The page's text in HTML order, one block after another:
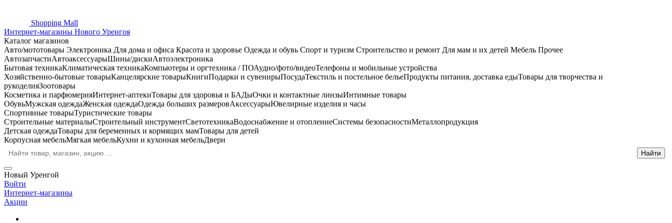
Shopping Mall
Интернет-магазины Нового Уренгоя
Каталог магазинов
Авто/мототовары Электроника Для дома и офиса Красота и здоровье Одежда и обувь Спорт и туризм Строительство и ремонт Для мам и их детей Мебель Прочее
АвтозапчастиАвтоаксессуарыШины/дискиАвтоэлектроника
Бытовая техникаКлиматическая техникаКомпьютеры и оргтехника / ПОАудио/фото/видеоТелефоны и мобильные устройства
Хозяйственно-бытовые товарыКанцелярские товарыКнигиПодарки и сувенирыПосудаТекстиль и постельное бельеПродукты питания, доставка едыТовары для творчества и
рукоделияЗоотовары
Косметика и парфюмерияИнтернет-аптекиТовары для здоровья и БАДыОчки и контактные линзыИнтимные товары
ОбувьМужская одеждаЖенская одеждаОдежда больших размеровАксессуарыЮвелирные изделия и часы
Спортивные товарыТуристические товары
Строительные материалыСтроительный инструментСветотехникаВодоснабжение и отоплениеСистемы безопасностиМеталлопродукция
Детская одеждаТовары для беременных и кормящих мамТовары для детей
Корпусная мебельМягкая мебельКухни и кухонная мебельДвери
Новый Уренгой
Войти
Интернет-магазины
Акции